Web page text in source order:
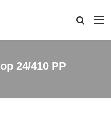
24/410 PP